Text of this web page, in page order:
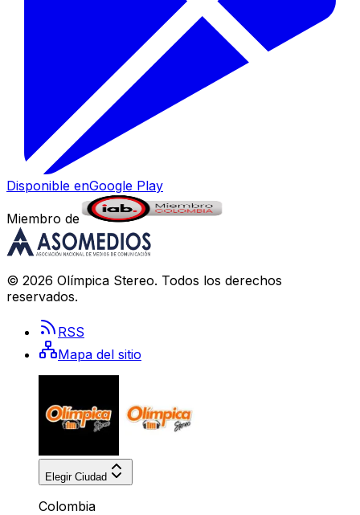
Disponible enGoogle Play
Miembro de
© 2026 Olímpica Stereo. Todos los derechos
reservados.
RSS
Mapa del sitio
Elegir Ciudad
Colombia